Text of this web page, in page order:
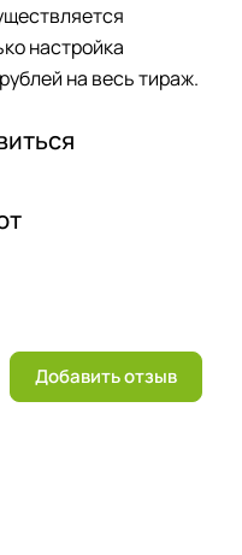
настройка
на весь тираж.
Добавить отзыв